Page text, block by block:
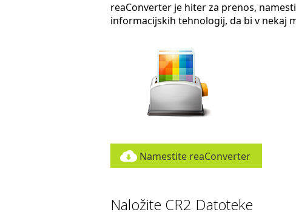
reaConverter je hiter za prenos,
informacijskih tehnologij, da bi v nekaj
Namestite reaConverter
Naložite CR2 Datoteke